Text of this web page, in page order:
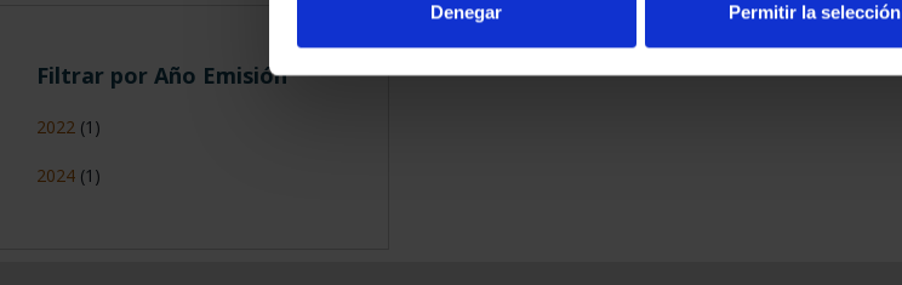
Denegar Permitir la selección
Filtrar por Año Emisión
2022 (1)
2024 (1)